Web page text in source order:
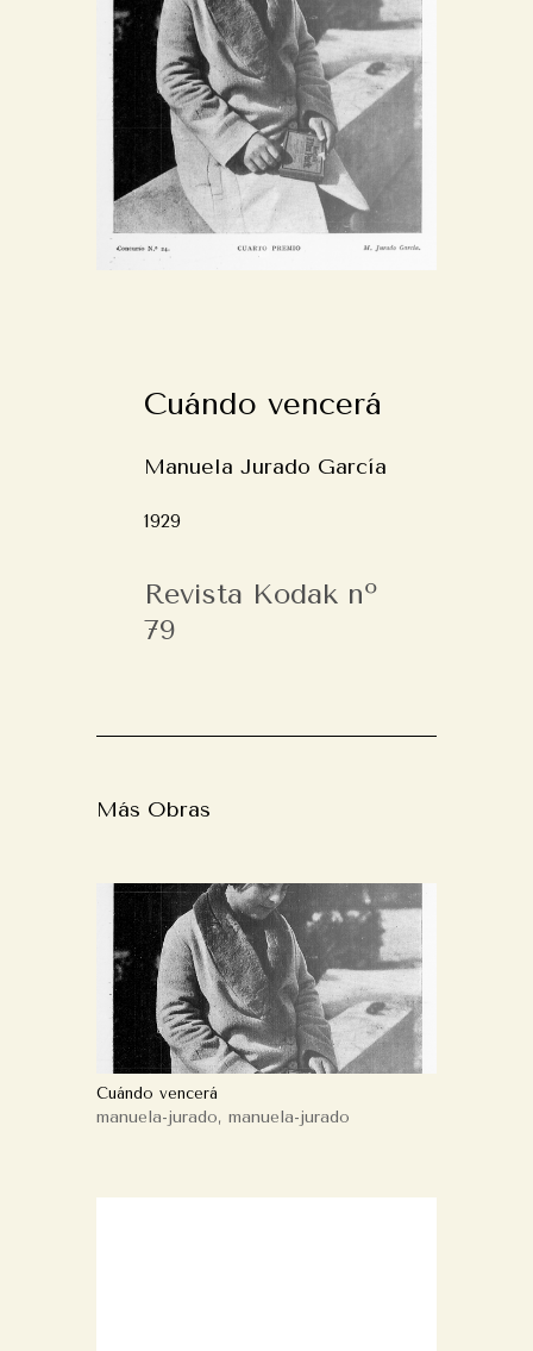
Cuándo vencerá
Manuela Jurado García
1929
Revista Kodak nº
79
Más Obras
Cuándo vencerá
manuela-jurado, manuela-jurado